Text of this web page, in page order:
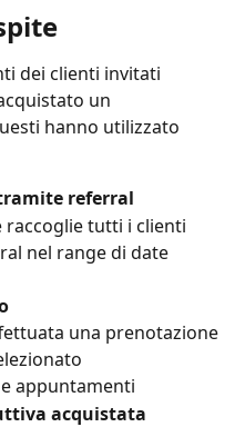
dei clienti invitati
un
hanno utilizzato
referral
raccoglie tutti i clienti
nel range di date
una prenotazione
appuntamenti
acquistata